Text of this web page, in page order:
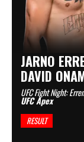
JARNO
DAVID
UFC Fight Night:
UFC Apex
RESULT